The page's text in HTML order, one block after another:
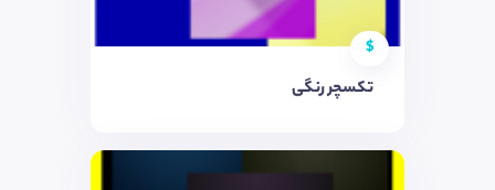
$
تکسچر رنگی